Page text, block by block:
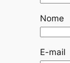
Nome
E-mail